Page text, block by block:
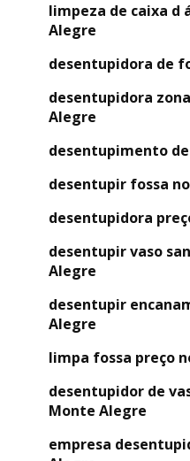
limpeza de caixa d
Alegre
desentupidora de
desentupidora
Alegre
desentupimento
desentupir fossa
desentupidora
desentupir vaso
Alegre
desentupir
Alegre
limpa fossa preço
desentupidor de
Monte Alegre
empresa